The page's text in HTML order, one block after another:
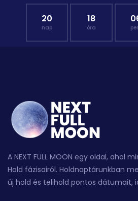
20
nap
18
óra
A NEXT FULL MOON egy oldal, ahol
Hold fázisairól. Holdnaptárunkban
új hold és telihold pontos dátumait,